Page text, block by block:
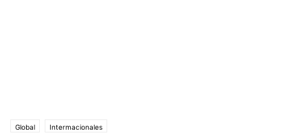
Global Intermacionales